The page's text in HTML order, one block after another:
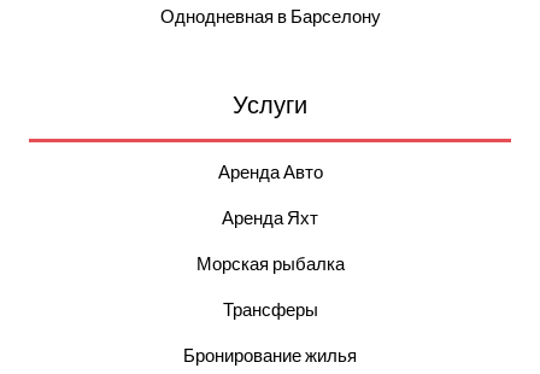
Однодневная в Барселону
Услуги
Аренда Авто
Аренда Яхт
Морская рыбалка
Трансферы
Бронирование жилья